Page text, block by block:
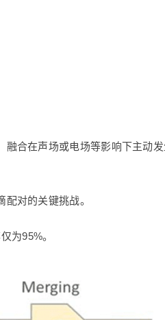
合在声场或电场等影响下主动
对的关键挑战。
为95%。